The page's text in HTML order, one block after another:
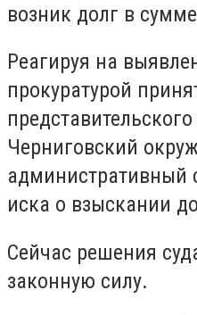
возник долг в
Реагируя на
прокуратурой
Черниговский
административный
иска о взыскании
Сейчас решения
законную силу.